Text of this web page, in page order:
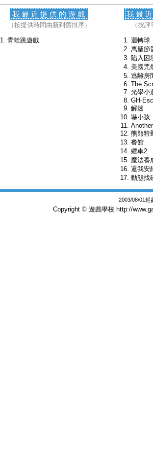
我最近提供的遊戲
（按提供時間由新到舊排序）
青蛙跳遊戲
我最
（按
迴轉球
萬聖節
陷入困
美國咒
逃離房
The
光學小
GH-
解迷
嚇小孩
熊熊特
餐館
纜車2
魔法養
還我安
動態找
2003/08/01起
Copyright © 遊戲學校 http://